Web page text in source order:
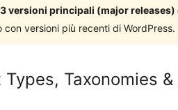
versioni principali (major releases)
versioni più recenti di WordPress.
Taxonomies &